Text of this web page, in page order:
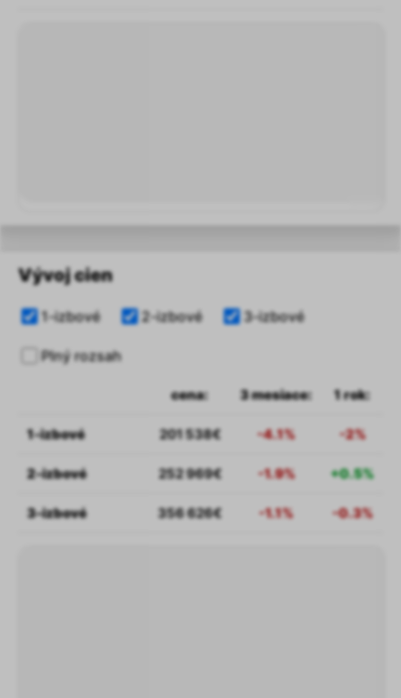
Vývoj cien
1-izbové 2-izbové 3-izbové
Plný rozsah
cena: 3 mesiace: 1 rok:
1-izbové 201 538€ -4.1% -2%
2-izbové 252 969€ -1.9% +0.5%
3-izbové 356 626€ -1.1% -0.3%